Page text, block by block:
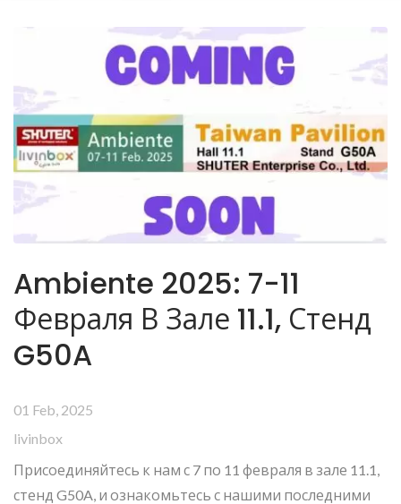
Ambiente 2025: 7-11
Февраля В Зале 11.1, Стенд
G50A
01 Feb, 2025
livinbox
Присоединяйтесь к нам с 7 по 11 февраля в зале 11.1,
стенд G50A, и ознакомьтесь с нашими последними